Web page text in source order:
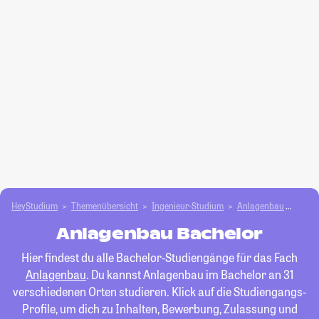
HeyStudium Themenübersicht Ingenieur-Studium Anlagenbau
Anlagenbau Bachelor
Hier findest du alle Bachelor-Studiengänge für das Fach
Anlagenbau. Du kannst Anlagenbau im Bachelor an 31
verschiedenen Orten studieren. Klick auf die Studiengangs-
Profile, um dich zu Inhalten, Bewerbung, Zulassung und